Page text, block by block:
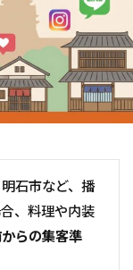
石市など、播
、料理や内装
らの集客準